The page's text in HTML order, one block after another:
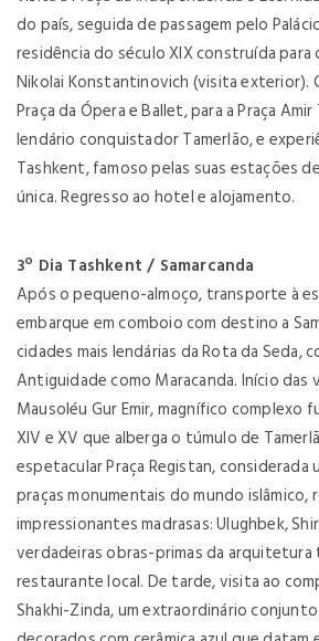
do país, seguida de passagem pelo
residência do século XIX construída
Nikolai Konstantinovich (visita exterior).
Praça da Ópera e Ballet, para a Praça
lendário conquistador Tamerlão, e
Tashkent, famoso pelas suas estações
única. Regresso ao hotel e alojamento.
3º Dia Tashkent / Samarcanda
Após o pequeno-almoço, transporte à
embarque em comboio com destino a
cidades mais lendárias da Rota da Seda,
Antiguidade como Maracanda. Início das
Mausoléu Gur Emir, magnífico complexo
XIV e XV que alberga o túmulo de
espetacular Praça Registan, considerada
praças monumentais do mundo
impressionantes madrasas: Ulughbek,
verdadeiras obras-primas da arquitetura
restaurante local. De tarde, visita ao
Shakhi-Zinda, um extraordinário